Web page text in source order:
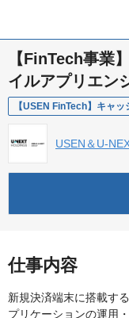
【FinTech事業
イルアプリエン
USEN＆U-
仕事内容
新規決済端末に搭載す
プリケーションの運用